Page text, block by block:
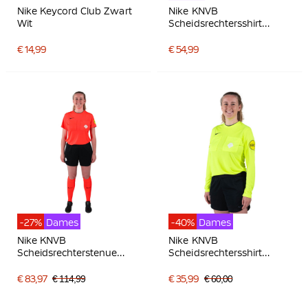
Nike Keycord Club Zwart
Wit
€ 14,99
Nike KNVB
Scheidsrechtersshirt
Felrood Zwart
€ 54,99
-27% Dames
Nike KNVB
Scheidsrechterstenue
Felrood
€ 83,97 € 114,99
-40% Dames
Nike KNVB
Scheidsrechtersshirt
Mouwen Dames
€ 35,99 € 60,00